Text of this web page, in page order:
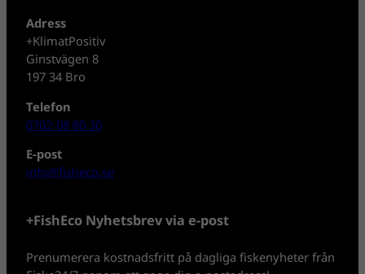
Adress
+KlimatPositiv
Ginstvägen 8
197 34 Bro
Telefon
0702-08 80 30
E-post
info@fisheco.se
+FishEco Nyhetsbrev via e-post
Prenumerera kostnadsfritt på dagliga fiskenyheter från